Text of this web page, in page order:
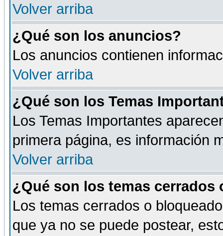
Volver arriba
¿Qué son los anuncios?
Los anuncios contienen
Volver arriba
¿Qué son los Temas
Los Temas Importantes
primera página, es información
Volver arriba
¿Qué son los temas cerrados
Los temas cerrados o
que ya no se puede postear,